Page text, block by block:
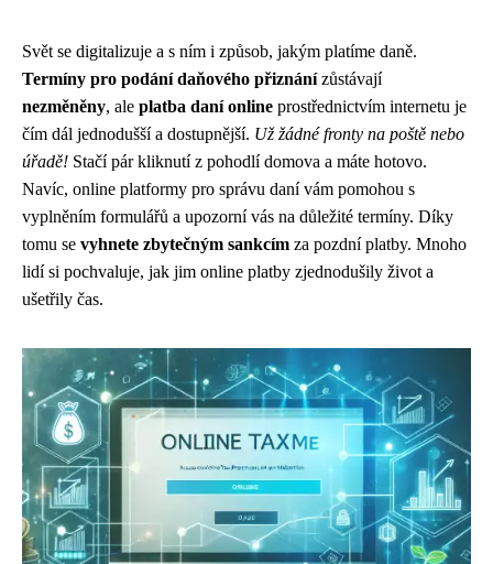
Svět se digitalizuje a s ním i způsob, jakým platíme daně.
Termíny pro podání daňového přiznánízůstávají
nezměněny, ale platba daní online prostřednictvím internetu je
čím dál jednodušší a dostupnější. Už žádné fronty na poště nebo
úřadě! Stačí pár kliknutí z pohodlí domova a máte hotovo.
Navíc, online platformy pro správu daní vám pomohou s
vyplněním formulářů a upozorní vás na důležité termíny. Díky
tomu se vyhnete zbytečným sankcím za pozdní platby. Mnoho
lidí si pochvaluje, jak jim online platby zjednodušily život a
ušetřily čas.